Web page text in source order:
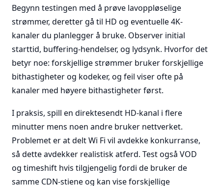
Begynn testingen med å prøve lavoppløselige
strømmer, deretter gå til HD og eventuelle 4K-
kanaler du planlegger å bruke. Observer initial
starttid, buffering-hendelser, og lydsynk. Hvorfor det
betyr noe: forskjellige strømmer bruker forskjellige
bithastigheter og kodeker, og feil viser ofte på
kanaler med høyere bithastigheter først.
I praksis, spill en direktesendt HD-kanal i flere
minutter mens noen andre bruker nettverket.
Problemet er at delt Wi Fi vil avdekke konkurranse,
så dette avdekker realistisk atferd. Test også VOD
og timeshift hvis tilgjengelig fordi de bruker de
samme CDN-stiene og kan vise forskjellige